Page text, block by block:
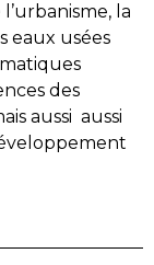
la
eaux usées
des
aussi aussi